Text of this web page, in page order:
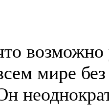
возможно
мире